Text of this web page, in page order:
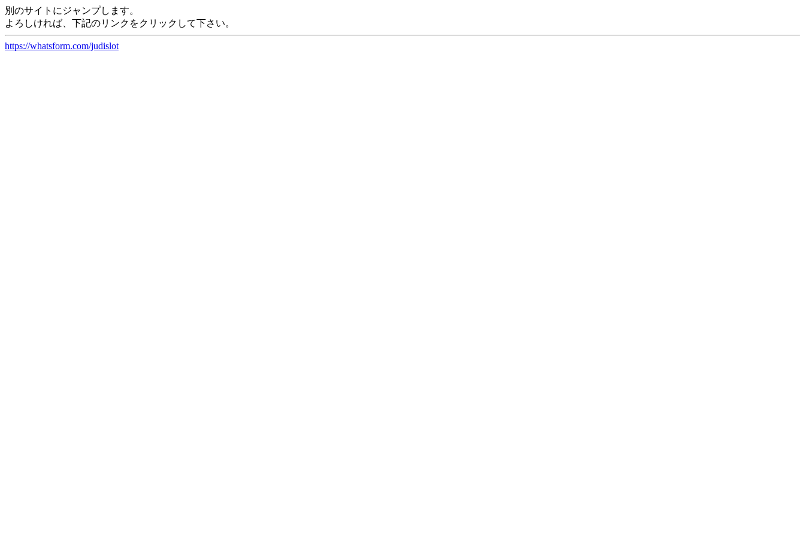
別のサイトにジャンプします。
よろしければ、下記のリンクをクリックして下さい。
https://whatsform.com/judislot